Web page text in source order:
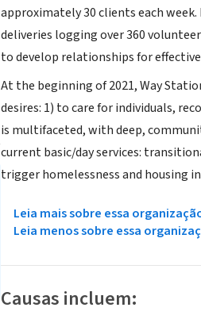
approximately 30 clients each
deliveries logging over 360
to develop relationships for
At the beginning of 2021, Way
desires: 1) to care for individuals,
is multifaceted, with deep,
current basic/day services:
trigger homelessness and housing
Leia mais sobre essa
Leia menos sobre essa
Causas incluem: